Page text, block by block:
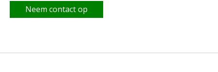
Neem contact op